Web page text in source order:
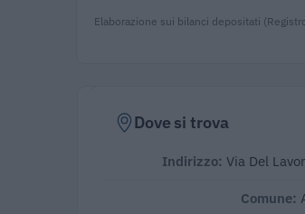
Elaborazione sui bilanci depositati
Dove si trova
Indirizzo: Via Del
Comune: